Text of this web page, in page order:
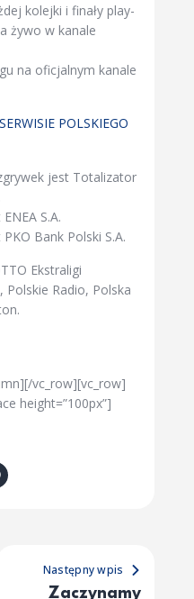
kolejki i finały play-
żywo w kanale
na oficjalnym kanale
POLSKIEGO
jest Totalizator
S.A.
Bank Polski S.A.
Ekstraligi
Polskie Radio, Polska
vc_row][vc_row]
height=”100px”]
Następny wpis
Zaczynamy